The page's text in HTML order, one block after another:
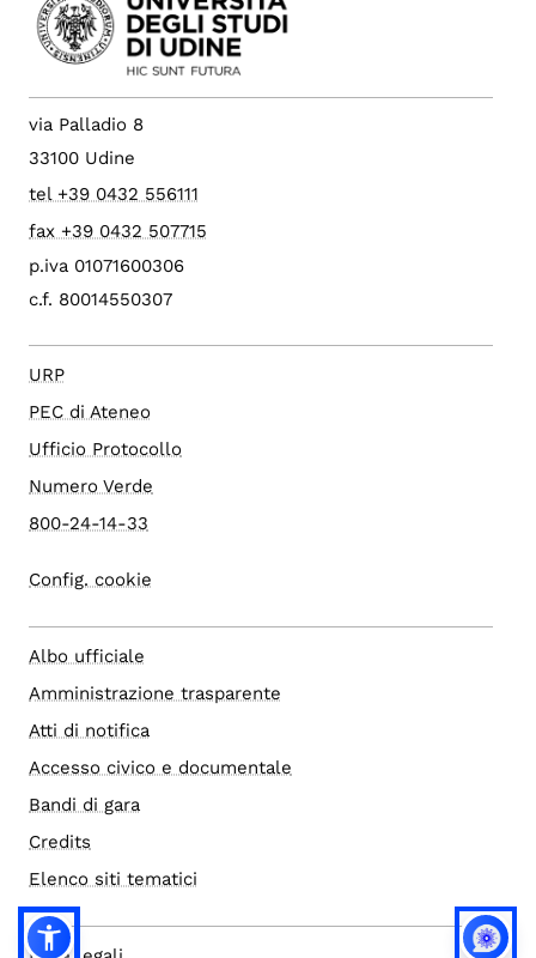
via Palladio 8
33100 Udine
tel +39 0432 556111
fax +39 0432 507715
p.iva 01071600306
c.f. 80014550307
URP
PEC di Ateneo
Ufficio Protocollo
Numero Verde
800-24-14-33
Config. cookie
Albo ufficiale
Amministrazione trasparente
Atti di notifica
Accesso civico e documentale
Bandi di gara
Credits
Elenco siti tematici